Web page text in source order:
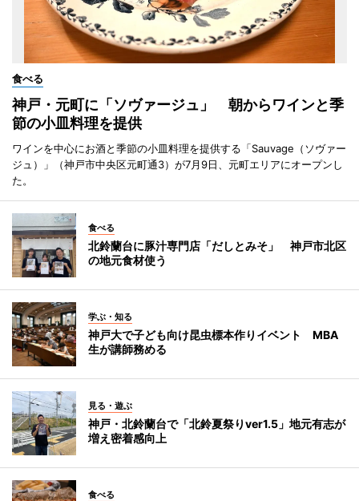
食べる
神戸・元町に「ソヴァージュ」 朝からワインと季
節の小皿料理を提供
ワインを中心にお酒と季節の小皿料理を提供する「Sauvage（ソヴァー
ジュ）」（神戸市中央区元町通3）が7月9日、元町エリアにオープンし
た。
食べる
北鈴蘭台に豚汁専門店「だしとみそ」 神戸市北区
の地元食材使う
学ぶ・知る
神戸大で子ども向け昆虫標本作りイベント MBA
生が講師務める
見る・遊ぶ
神戸・北鈴蘭台で「北鈴夏祭りver1.5」地元有志が
増え密着感向上
食べる